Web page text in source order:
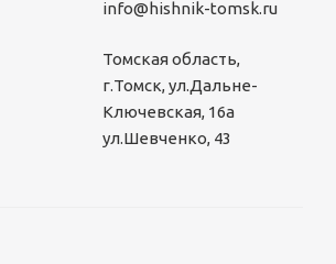
info@hishnik-tomsk.ru
Томская область,
г.Томск, ул.Дальне-
Ключевская, 16а
ул.Шевченко, 43